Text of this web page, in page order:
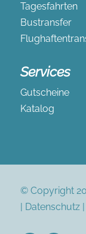
Tagesfahrten
Bustransfer
Services
Gutscheine
Katalog
© Copyright
| Datenschutz|